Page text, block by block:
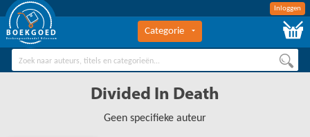
Inloggen
BOEKGOED
Boekengroothandel Hilversum
Categorie
Divided In Death
Geen specifieke auteur